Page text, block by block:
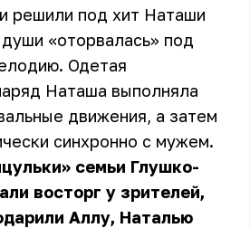
решили под хит Наташи
«оторвалась» под
Одетая
Наташа выполняла
движения, а затем
синхронно с мужем.
семьи Глушко-
восторг у зрителей,
Аллу, Наталью